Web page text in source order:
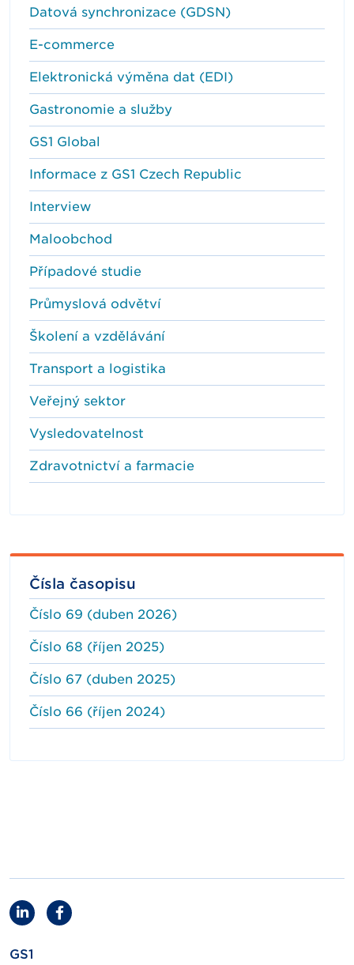
Datová synchronizace (GDSN)
E-commerce
Elektronická výměna dat (EDI)
Gastronomie a služby
GS1 Global
Informace z GS1 Czech Republic
Interview
Maloobchod
Případové studie
Průmyslová odvětví
Školení a vzdělávání
Transport a logistika
Veřejný sektor
Vysledovatelnost
Zdravotnictví a farmacie
Čísla časopisu
Číslo 69 (duben 2026)
Číslo 68 (říjen 2025)
Číslo 67 (duben 2025)
Číslo 66 (říjen 2024)
GS1